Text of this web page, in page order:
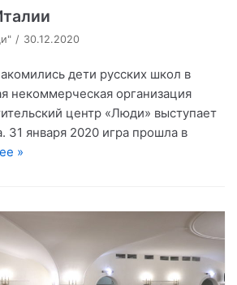
30.12.2020
дети русских школ в
некоммерческая организация
центр «Люди» выступает
31 января 2020 игра прошла в
»